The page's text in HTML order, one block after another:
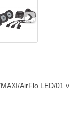
AirFlo LED/01 v